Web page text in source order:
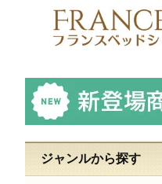
ジャンルから探す